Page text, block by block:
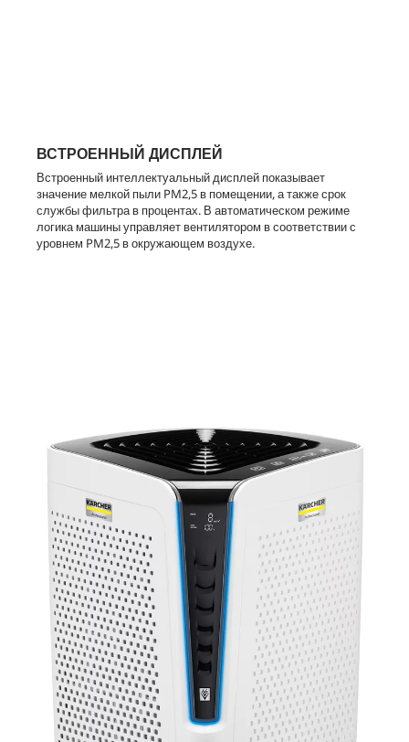
ВСТРОЕННЫЙ ДИСПЛЕЙ
Встроенный интеллектуальный дисплей показывает
значение мелкой пыли PM2,5 в помещении, а также срок
службы фильтра в процентах. В автоматическом режиме
логика машины управляет вентилятором в соответствии с
уровнем PM2,5 в окружающем воздухе.